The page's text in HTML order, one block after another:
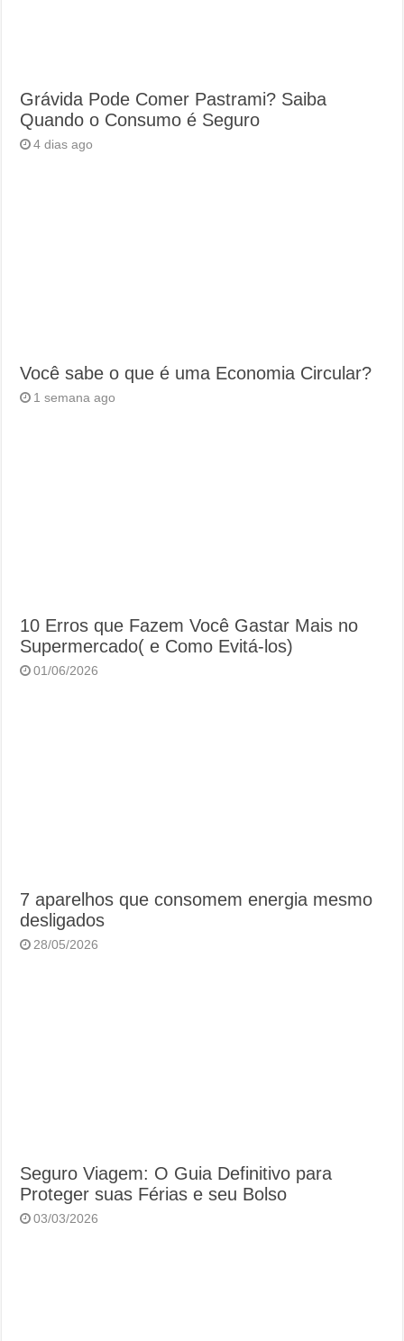
Grávida Pode Comer Pastrami? Saiba
Quando o Consumo é Seguro
4 dias ago
Você sabe o que é uma Economia Circular?
1 semana ago
10 Erros que Fazem Você Gastar Mais no
Supermercado( e Como Evitá-los)
01/06/2026
7 aparelhos que consomem energia mesmo
desligados
28/05/2026
Seguro Viagem: O Guia Definitivo para
Proteger suas Férias e seu Bolso
03/03/2026